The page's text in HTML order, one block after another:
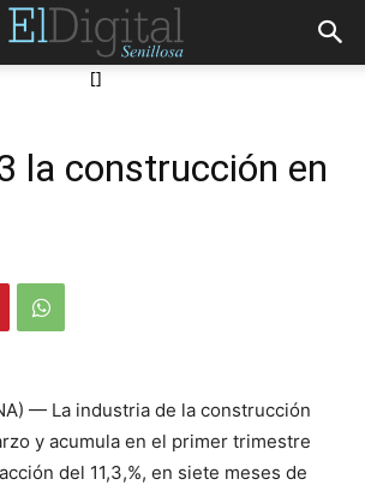
[]
la construcción en
— La industria de la construcción
y acumula en el primer trimestre
del 11,3,%, en siete meses de